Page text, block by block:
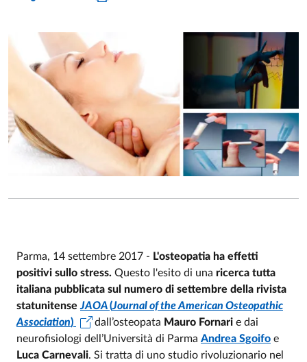
Parma, 14 settembre 2017 - L'osteopatia ha effetti
positivi sullo stress. Questo l'esito di una ricerca tutta
italiana pubblicata sul numero di settembre della rivista
statunitenseJAOA(Journal of the American Osteopathic
Association) dall’osteopata Mauro Fornari e dai
neurofisiologi dell’Università di Parma Andrea Sgoifo e
Luca Carnevali. Si tratta di uno studio rivoluzionario nel